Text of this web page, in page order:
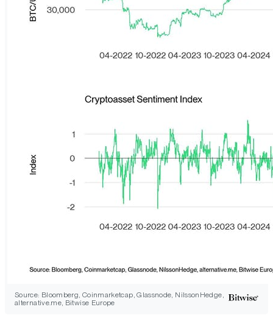
Source: Bloomberg, Coinmarketcap, Glassnode, NilssonHedge,
alternative.me, Bitwise Europe